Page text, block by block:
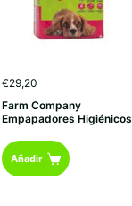
€29,20
Farm Company
Empapadores Higiénicos
Añadir